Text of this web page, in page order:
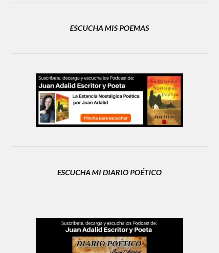
ESCUCHA MIS POEMAS
ESCUCHA MI DIARIO POÉTICO